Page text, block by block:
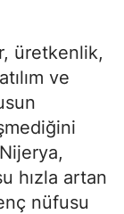
üretkenlik,
ve
hızla artan
nüfusu